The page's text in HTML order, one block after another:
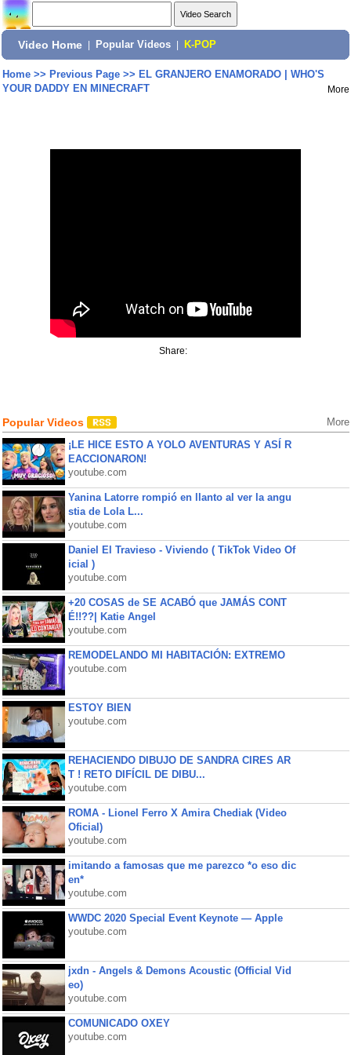
Video Home Popular Videos K-POP
Home>> Previous Page>> EL GRANJERO ENAMORADO | WHO'S
YOUR DADDY EN MINECRAFT
More
Share:
Popular Videos More
¡LE HICE ESTO A YOLO AVENTURAS Y ASÍ R
EACCIONARON!
youtube.com
Yanina Latorre rompió en llanto al ver la angu
stia de Lola L...
youtube.com
Daniel El Travieso - Viviendo ( TikTok Video Of
icial )
youtube.com
+20 COSAS de SE ACABÓ que JAMÁS CONT
É!!??| Katie Angel
youtube.com
REMODELANDO MI HABITACIÓN: EXTREMO
youtube.com
ESTOY BIEN
youtube.com
REHACIENDO DIBUJO DE SANDRA CIRES AR
T ! RETO DIFÍCIL DE DIBU...
youtube.com
ROMA - Lionel Ferro X Amira Chediak (Video
Oficial)
youtube.com
imitando a famosas que me parezco *o eso dic
en*
youtube.com
WWDC 2020 Special Event Keynote — Apple
youtube.com
jxdn - Angels & Demons Acoustic (Official Vid
eo)
youtube.com
COMUNICADO OXEY
youtube.com